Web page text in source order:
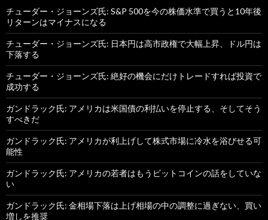
チューダー・ジョーンズ氏: S&P 500を今の株価水準で買うと10年後
リターンはマイナスになる
チューダー・ジョーンズ氏: 日本円は高市政権で大幅上昇、ドル円は
下落する
チューダー・ジョーンズ氏: 絶好の機会にだけトレードすれば投資で
成功する
ガンドラック氏: アメリカは米国債の利払いを停止する、そしてそう
すべきだ
ガンドラック氏: アメリカが利上げして株式市場に冷水を浴びせる可
能性
ガンドラック氏: アメリカの若者はもうビットコインの話をしていな
い
ガンドラック氏: 金相場下落は上げ相場の中の調整に過ぎない、買い
増しを推奨